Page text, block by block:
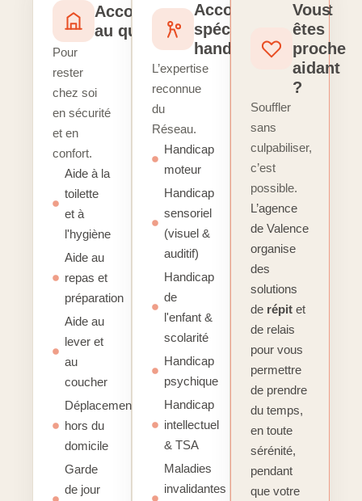
Accompagnement
au quotidien
Pour
rester
chez soi
en sécurité
et en
confort.
Aide à la
toilette
et à
l'hygiène
Aide au
repas et
préparation
Aide au
lever et
au
coucher
Déplacements
hors du
domicile
Garde
de jour
Accompagnement
spécialisé
handicap
L’expertise
reconnue
du
Réseau.
Handicap
moteur
Handicap
sensoriel
(visuel &
auditif)
Handicap
de
l'enfant &
scolarité
Handicap
psychique
Handicap
intellectuel
& TSA
Maladies
invalidantes
Vous
êtes
proche
aidant
?
Souffler
sans
culpabiliser,
c’est
possible.
L’agence
de Valence
organise
des
solutions
de répit et
de relais
pour vous
permettre
de prendre
du temps,
en toute
sérénité,
pendant
que votre